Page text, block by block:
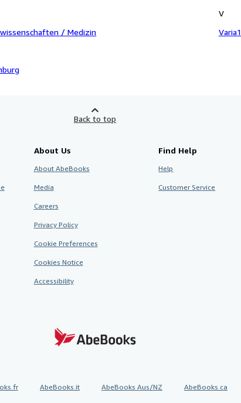
/ Medizin
V
Varia1
Back to top
About Us
About AbeBooks
Media
Careers
Privacy Policy
Cookie Preferences
Cookies Notice
Accessibility
Find Help
Help
Customer Service
AbeBooks.it AbeBooks Aus/NZ AbeBooks.ca